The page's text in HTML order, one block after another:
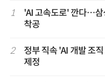
1
'AI 고속도로' 깐다…삼
착공
2
정부 직속 'AI 개발 조
제정